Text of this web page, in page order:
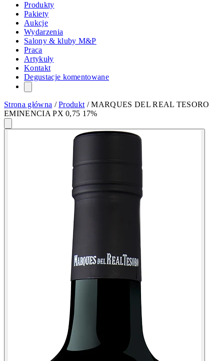
Produkty
Pakiety
Aukcje
Wydarzenia
Salony & kluby M&P
Praca
Artykuły
Kontakt
Degustacje komentowane
Strona główna /Produkt /MARQUES DEL REAL TESORO
EMINENCIA PX 0,75 17%